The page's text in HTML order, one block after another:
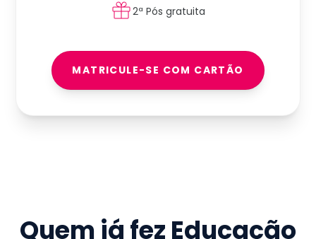
2ª Pós gratuita
MATRICULE-SE COM CARTÃO
Quem já fez Educação